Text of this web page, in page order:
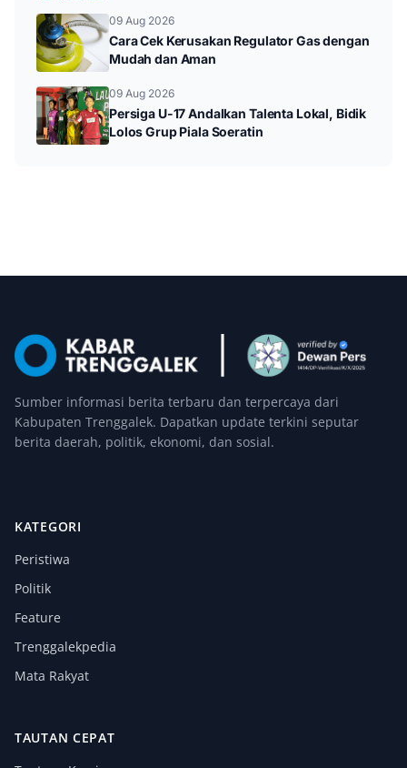
09 Aug 2026
Cara Cek Kerusakan Regulator Gas dengan
Mudah dan Aman
09 Aug 2026
Persiga U-17 Andalkan Talenta Lokal, Bidik
Lolos Grup Piala Soeratin
Sumber informasi berita terbaru dan terpercaya dari
Kabupaten Trenggalek. Dapatkan update terkini seputar
berita daerah, politik, ekonomi, dan sosial.
KATEGORI
Peristiwa
Politik
Feature
Trenggalekpedia
Mata Rakyat
TAUTAN CEPAT